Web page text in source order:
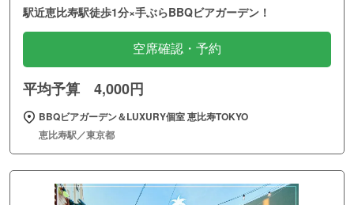
駅近恵比寿駅徒歩1分×手ぶらBBQビアガーデン！
空席確認・予約
平均予算 4,000円
BBQビアガーデン＆LUXURY個室 恵比寿TOKYO
恵比寿駅／東京都